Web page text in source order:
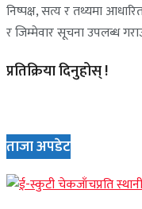
निष्पक्ष, सत्य र तथ्यमा
र जिम्मेवार सूचना उपलब्ध
प्रतिक्रिया दिनुहोस् !
ताजा अपडेट